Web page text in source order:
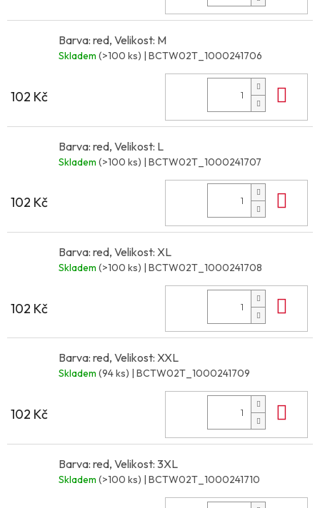
Barva: red, Velikost: M
Skladem (>100 ks) | BCTW02T_1000241706
102 Kč
Barva: red, Velikost: L
Skladem (>100 ks) | BCTW02T_1000241707
102 Kč
Barva: red, Velikost: XL
Skladem (>100 ks) | BCTW02T_1000241708
102 Kč
Barva: red, Velikost: XXL
Skladem (94 ks) | BCTW02T_1000241709
102 Kč
Barva: red, Velikost: 3XL
Skladem (>100 ks) | BCTW02T_1000241710